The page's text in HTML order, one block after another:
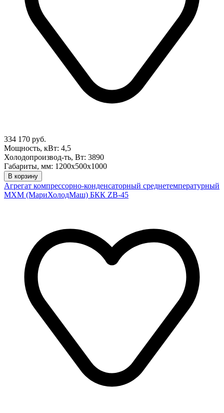
334 170 руб.
Мощность, кВт: 4,5
Холодопроизвод-ть, Вт: 3890
Габариты, мм: 1200х500х1000
В корзину
Агрегат компрессорно-конденсаторный среднетемпературный
МХМ (МариХолодМаш) БКК ZB-45